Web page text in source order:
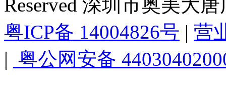
Reserved 深圳市奥美大
粤ICP备 14004826号 | 营
| 粤公网安备